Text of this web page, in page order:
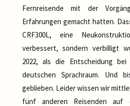
Fernreisende mit der
Erfahrungen gemacht hatten.
CRF300L, eine
verbessert, sondern verbilligt
2022, als die Entscheidung
deutschen Sprachraum. Und
geblieben. Leider wissen wir
fünf anderen Reisenden